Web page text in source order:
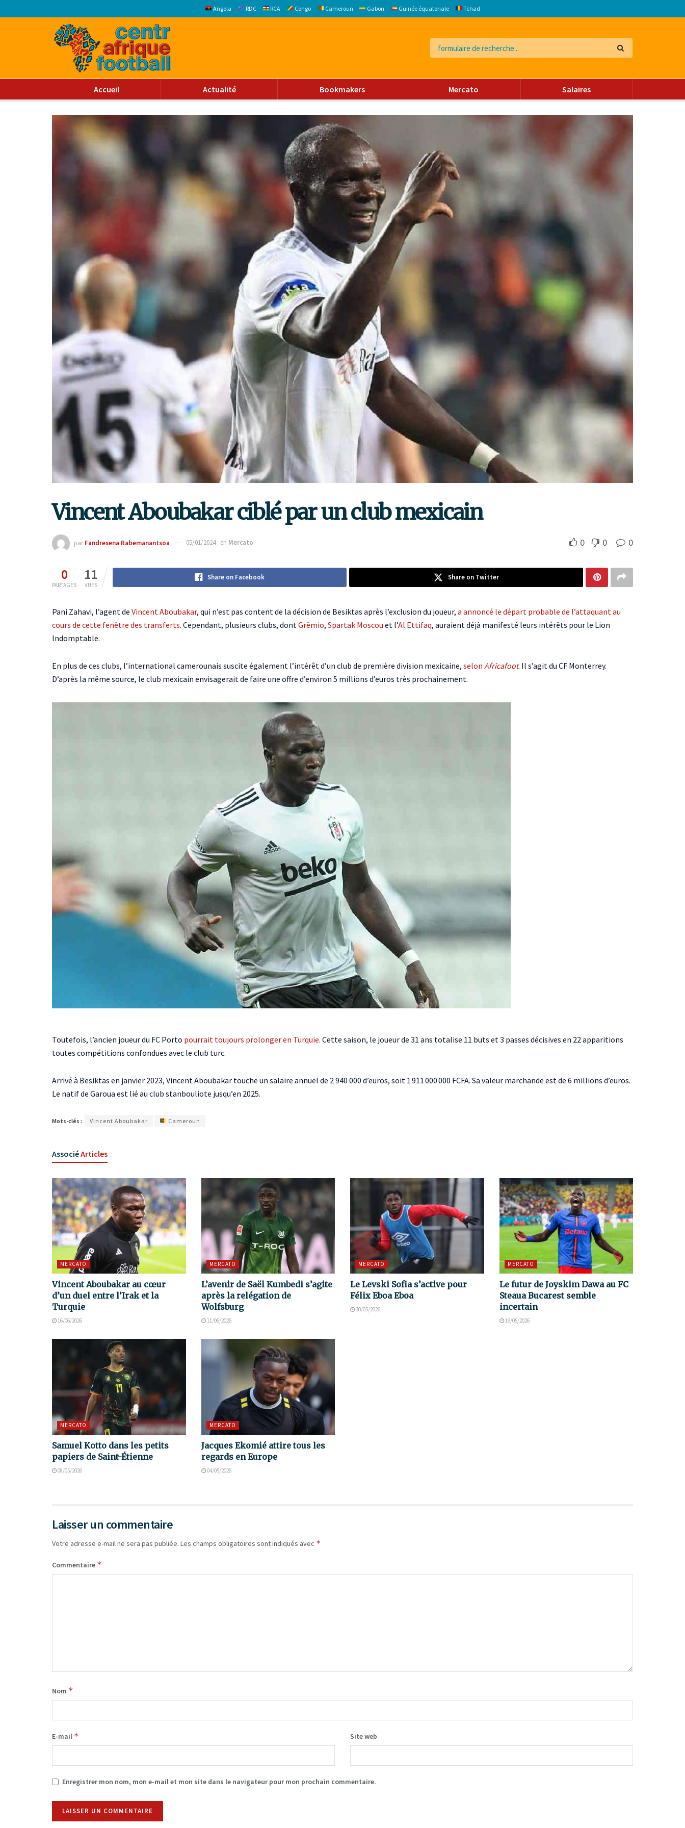
Angola RDC RCA Congo Cameroun Gabon Guinée équatoriale Tchad
Accueil Actualité Bookmakers Mercato Salaires
Vincent Aboubakar ciblé par un club mexicain
par Fandresena Rabemanantsoa 05/01/2024 en Mercato 0 0 0
0
PARTAGES
11
VUES
Share on Facebook Share on Twitter
Pani Zahavi, l’agent de Vincent Aboubakar, qui n’est pas content de la décision de Besiktas après l’exclusion du joueur, a annoncé le départ probable de l’attaquant au
cours de cette fenêtre des transferts. Cependant, plusieurs clubs, dont Grêmio, Spartak Moscou et l’Al Ettifaq, auraient déjà manifesté leurs intérêts pour le Lion
Indomptable.
En plus de ces clubs, l’international camerounais suscite également l’intérêt d’un club de première division mexicaine, selon Africafoot. Il s’agit du CF Monterrey.
D’après la même source, le club mexicain envisagerait de faire une offre d’environ 5 millions d’euros très prochainement.
Toutefois, l’ancien joueur du FC Porto pourrait toujours prolonger en Turquie. Cette saison, le joueur de 31 ans totalise 11 buts et 3 passes décisives en 22 apparitions
toutes compétitions confondues avec le club turc.
Arrivé à Besiktas en janvier 2023, Vincent Aboubakar touche un salaire annuel de 2 940 000 d’euros, soit 1 911 000 000 FCFA. Sa valeur marchande est de 6 millions d’euros.
Le natif de Garoua est lié au club stanbouliote jusqu’en 2025.
Mots-clés : Vincent Aboubakar Cameroun
AssociéArticles
MERCATO
Vincent Aboubakar au cœur
d’un duel entre l’Irak et la
Turquie
16/06/2026
MERCATO
L’avenir de Saël Kumbedi s’agite
après la relégation de
Wolfsburg
11/06/2026
MERCATO
Le Levski Sofia s’active pour
Félix Eboa Eboa
30/05/2026
MERCATO
Le futur de Joyskim Dawa au FC
Steaua Bucarest semble
incertain
19/05/2026
MERCATO
Samuel Kotto dans les petits
papiers de Saint-Étienne
08/05/2026
MERCATO
Jacques Ekomié attire tous les
regards en Europe
04/05/2026
Laisser un commentaire
Votre adresse e-mail ne sera pas publiée. Les champs obligatoires sont indiqués avec *
Commentaire *
Nom *
E-mail * Site web
Enregistrer mon nom, mon e-mail et mon site dans le navigateur pour mon prochain commentaire.